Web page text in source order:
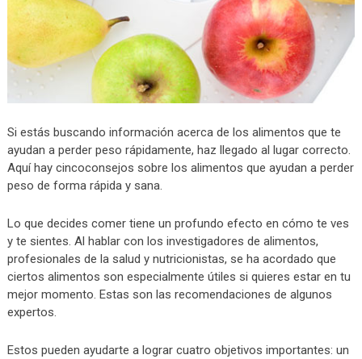
Si estás buscando información acerca de los alimentos que te
ayudan a perder peso rápidamente, haz llegado al lugar correcto.
Aquí hay cincoconsejos sobre los alimentos que ayudan a perder
peso de forma rápida y sana.
Lo que decides comer tiene un profundo efecto en cómo te ves
y te sientes. Al hablar con los investigadores de alimentos,
profesionales de la salud y nutricionistas, se ha acordado que
ciertos alimentos son especialmente útiles si quieres estar en tu
mejor momento. Estas son las recomendaciones de algunos
expertos.
Estos pueden ayudarte a lograr cuatro objetivos importantes: un